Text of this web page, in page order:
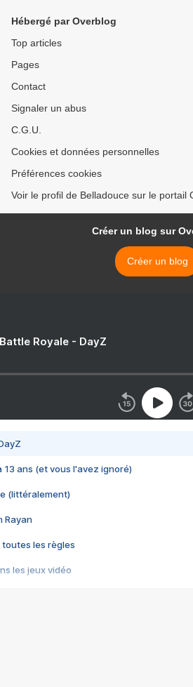
Hébergé par Overblog
Top articles
Pages
Contact
Signaler un abus
C.G.U.
Cookies et données personnelles
Préférences cookies
Voir le profil de Belladouce sur le portail
Créer un blog sur
Créer un blog
Royale - DayZ
13 ans (et vous l'avez ignoré)
(littéralement)
Rayan
toutes les règles
les jeux vidéo